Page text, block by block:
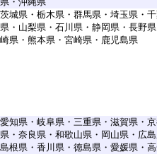
茨城県・栃木県・群馬県・埼玉県・
県・山梨県・石川県・静岡県・長野
崎県・熊本県・宮崎県・鹿児島県
愛知県・岐阜県・三重県・滋賀県・
県・奈良県・和歌山県・岡山県・広
島根県・香川県・徳島県・愛媛県・